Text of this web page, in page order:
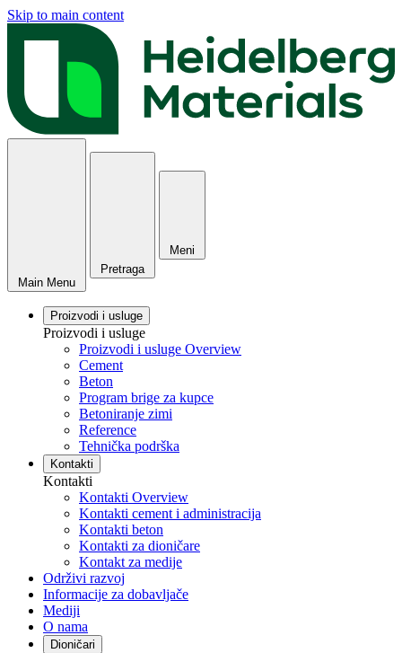
Skip to main content
Main Menu
Pretraga
Meni
Proizvodi i usluge
Proizvodi i usluge
Proizvodi i usluge Overview
Cement
Beton
Program brige za kupce
Betoniranje zimi
Reference
Tehnička podrška
Kontakti
Kontakti
Kontakti Overview
Kontakti cement i administracija
Kontakti beton
Kontakti za dioničare
Kontakt za medije
Održivi razvoj
Informacije za dobavljače
Mediji
O nama
Dioničari